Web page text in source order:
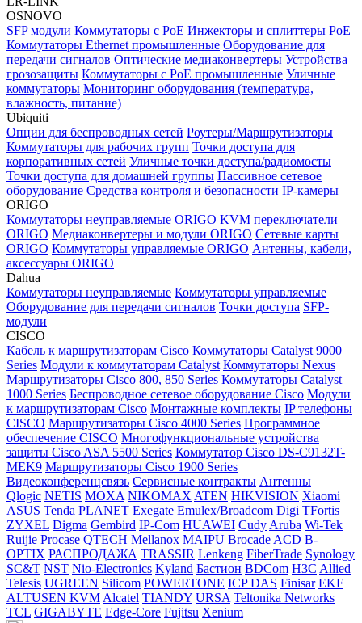
OSNOVO
SFP модули Коммутаторы c PoE Инжекторы и сплиттеры PoE
Коммутаторы Ethernet промышленные Оборудование для
передачи сигналов Оптические медиаконвертеры Устройства
грозозащиты Коммутаторы с PoE промышленные Уличные
коммутаторы Мониторинг оборудования (температура,
влажность, питание)
Ubiquiti
Опции для беспроводных сетей Роутеры/Маршрутизаторы
Коммутаторы для рабочих групп Точки доступа для
корпоративных сетей Уличные точки доступа/радиомосты
Точки доступа для домашней группы Пассивное сетевое
оборудование Средства контроля и безопасности IP-камеры
ORIGO
Коммутаторы неуправляемые ORIGO KVM переключатели
ORIGO Медиаконвертеры и модули ORIGO Сетевые карты
ORIGO Коммутаторы управляемые ORIGO Антенны, кабели,
аксессуары ORIGO
Dahua
Коммутаторы неуправляемые Коммутаторы управляемые
Оборудование для передачи сигналов Точки доступа SFP-
модули
CISCO
Кабель к маршрутизаторам Cisco Коммутаторы Catalyst 9000
Series Модули к коммутаторам Catalyst Коммутаторы Nexus
Маршрутизаторы Cisco 800, 850 Series Коммутаторы Catalyst
1000 Series Беспроводное сетевое оборудование Cisco Модули
к маршрутизаторам Cisco Монтажные комплекты IP телефоны
СISCO Маршрутизаторы Cisco 4000 Series Программное
обеспечение СISCO Многофункциональные устройства
защиты Cisco ASA 5500 Series Коммутатор Cisco DS-C9132T-
MEK9 Маршрутизаторы Cisco 1900 Series
Видеоконференцсвязь Сервисные контракты Антенны
Qlogic NETIS MOXA NIKOMAX ATEN HIKVISION Xiaomi
ASUS Tenda PLANET Exegate Emulex/Broadcom Digi TFortis
ZYXEL Digma Gembird IP-Com HUAWEI Cudy Aruba Wi-Tek
Ruijie Procase QTECH Mellanox MAIPU Brocade ACD B-
OPTIX РАСПРОДАЖА TRASSIR Lenkeng FiberTrade Synology
SC&T NST Nio-Electronics Kyland Бастион BDCom H3C Allied
Telesis UGREEN Silicom POWERTONE ICP DAS Finisar EKF
ALTUSEN KVM Alcatel TIANDY URSA Teltonika Networks
TCL GIGABYTE Edge-Core Fujitsu Xenium